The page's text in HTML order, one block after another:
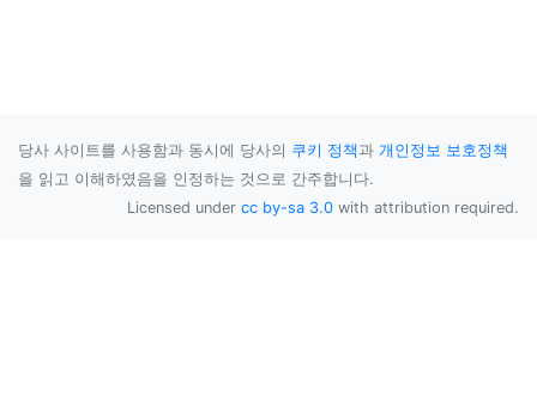
당사 사이트를 사용함과 동시에 당사의 쿠키 정책과 개인정보 보호정책
을 읽고 이해하였음을 인정하는 것으로 간주합니다.
Licensed under cc by-sa 3.0 with attribution required.